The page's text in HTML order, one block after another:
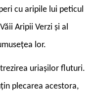
cu aripile lui peticul
Aripii Verzi și al
lor.
uriașilor fluturi.
plecarea acestora,